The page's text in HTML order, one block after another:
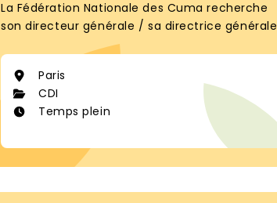
La Fédération Nationale des Cuma recherche
son directeur générale / sa directrice générale
Paris
CDI
Temps plein